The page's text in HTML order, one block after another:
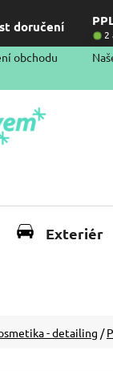
doručení 2
obchodu
Exteriér
- detailing /